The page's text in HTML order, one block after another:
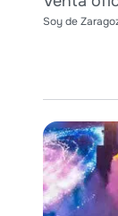
Soy de